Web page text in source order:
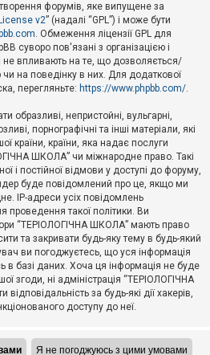
форумів, яке випущене за
v2” (надалі “GPL”) і може бути
. Обмеження ліцензії GPL для
суворо пов'язані з організацією і
не впливають на те, що дозволяється/
чи на поведінку в них. Для додаткової
перегляньте: https://www.phpbb.com/.
образливі, непристойні, вульгарні,
порнографічні та інші матеріали, які
країни, країни, яка надає послуги
ШКОЛА” чи міжнародне право. Такі
і постійної відмови у доступі до форуму,
буде повідомлений про це, якщо ми
IP-адреси усіх повідомлень
проведення такої політики. Ви
“ТЕРІОЛОГІЧНА ШКОЛА” мають право
та закривати будь-яку тему в будь-який
ви погоджуєтесь, що уся інформація
в базі даних. Хоча ця інформація не буде
згоди, ні адміністрація “ТЕРІОЛОГІЧНА
за будь-які дії хакерів,
доступу до неї.